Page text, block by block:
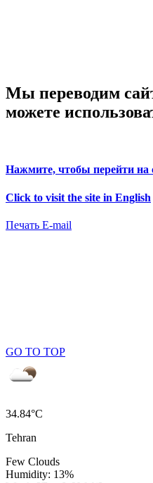
Мы переводим
можете
Нажмите, чтобы перейти на
Click to visit the site in English
Печать E-mail
GO TO TOP
34.84°C
Tehran
Few Clouds
Humidity: 13%